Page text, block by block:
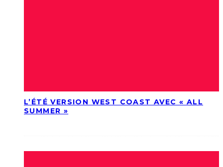
L’ÉTÉ VERSION WEST COAST AVEC « ALL
SUMMER »